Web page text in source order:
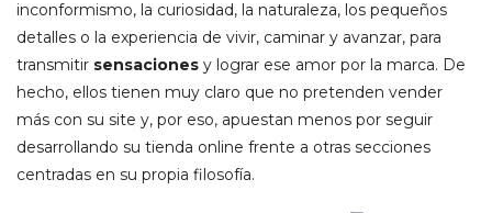
inconformismo, la curiosidad, la naturaleza, los pequeños
detalles o la experiencia de vivir, caminar y avanzar, para
transmitir sensaciones y lograr ese amor por la marca. De
hecho, ellos tienen muy claro que no pretenden vender
más con su site y, por eso, apuestan menos por seguir
desarrollando su tienda online frente a otras secciones
centradas en su propia filosofía.